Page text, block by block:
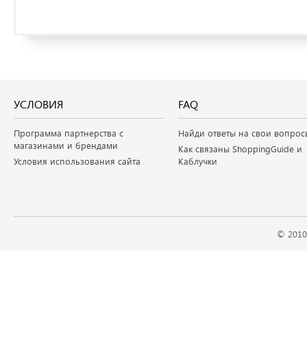
УСЛОВИЯ
Программа партнерства с
магазинами и брендами
Условия использования сайта
FAQ
Найди ответы на свои
Как связаны ShoppingGuide и
Каблучки
©